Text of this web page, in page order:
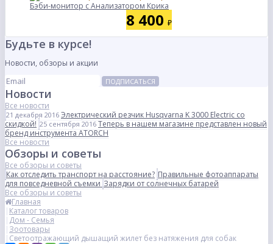
Бэби-монитор с Анализатором Крика
8 400 ₽
Будьте в курсе!
Новости, обзоры и акции
ПОДПИСАТЬСЯ
Новости
Все новости
21 декабря 2016 Электрический резчик Husqvarna K 3000 Electric со
скидкой! 25 сентября 2016 Теперь в нашем магазине представлен новый
бренд инструмента ATORCH
Все новости
Обзоры и советы
Все обзоры и советы
Как отследить транспорт на расстояние? Правильные фотоаппараты
для повседневной съемкиЗарядки от солнечных батарей
Все обзоры и советы
Главная
Каталог товаров
Дом - Семья
Зоотовары
Светоотражающий дышащий жилет без натяжения для собак